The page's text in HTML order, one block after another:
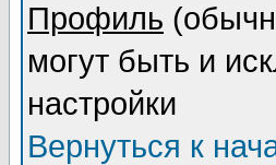
Профиль
могут быть и
настройки
Вернуться к